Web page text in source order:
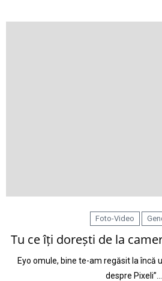
Foto-Video
Tu ce îți dorești de la
Eyo omule, bine te-am regăsit la încă
despre Pixeli”.…